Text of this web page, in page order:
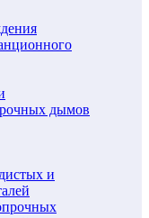
дымов
и